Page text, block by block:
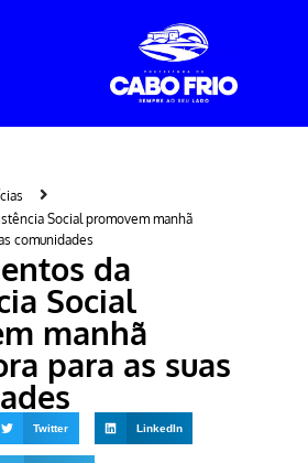
Social promovem manhã
comunidades
da
Social
manhã
para as suas
Twitter LinkedIn